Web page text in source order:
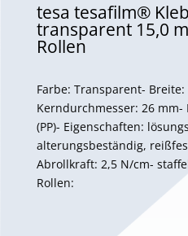
tesa tesafilm®
transparent 15,0
Rollen
Farbe: Transparent-
Kerndurchmesser: 26
(PP)- Eigenschaften:
alterungsbeständig,
Abrollkraft: 2,5 N/cm-
Rollen: